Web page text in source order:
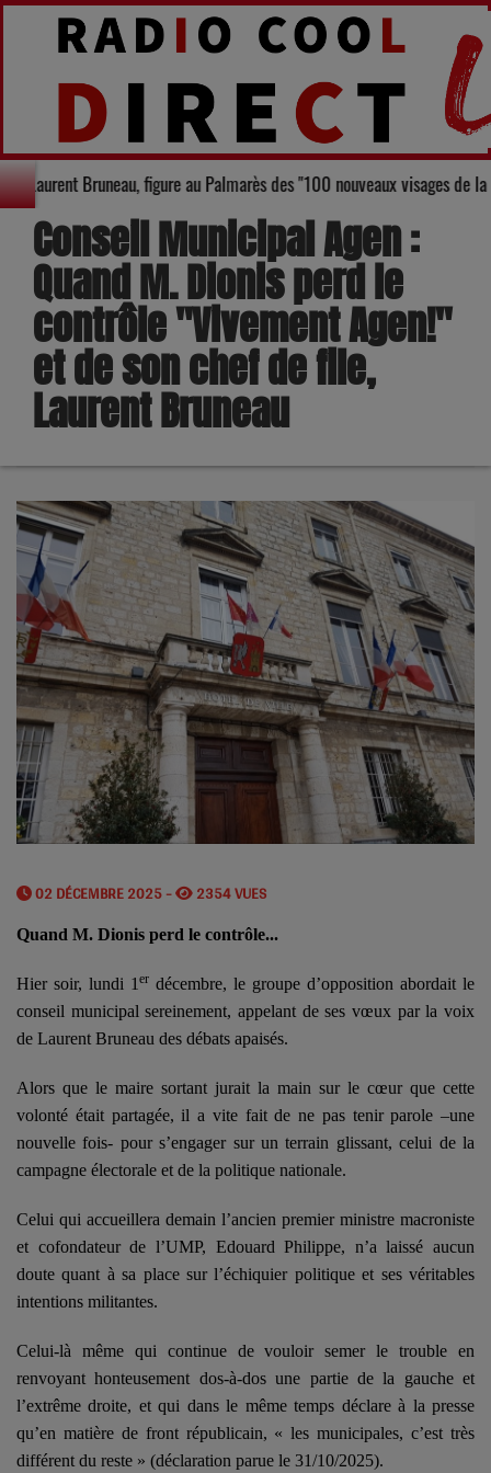
"Le maire d'Agen, Laurent Bruneau, figure au Palmarès des "100
Conseil Municipal Agen :
Quand M. Dionis perd le
contrôle "Vivement Agen!"
et de son chef de file,
Laurent Bruneau
02 DÉCEMBRE 2025 - 2354 VUES
Quand M. Dionis perd le contrôle...
Hier soir, lundi 1 er décembre, le groupe d’opposition abordait le
conseil municipal sereinement, appelant de ses vœux par la voix
de Laurent Bruneau des débats apaisés.
Alors que le maire sortant jurait la main sur le cœur que cette
volonté était partagée, il a vite fait de ne pas tenir parole –une
nouvelle fois- pour s’engager sur un terrain glissant, celui de la
campagne électorale et de la politique nationale.
Celui qui accueillera demain l’ancien premier ministre macroniste
et cofondateur de l’UMP, Edouard Philippe, n’a laissé aucun
doute quant à sa place sur l’échiquier politique et ses véritables
intentions militantes.
Celui-là même qui continue de vouloir semer le trouble en
renvoyant honteusement dos-à-dos une partie de la gauche et
l’extrême droite, et qui dans le même temps déclare à la presse
qu’en matière de front républicain, « les municipales, c’est très
différent du reste » (déclaration parue le 31/10/2025).